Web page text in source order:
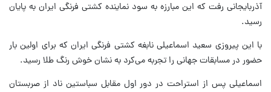
آذربایجانی رفت که این مبارزه به سود نماینده کشتی فرنگی ایران به پایان
رسید.
با این پیروزی سعید اسماعیلی نابغه کشتی فرنگی ایران که برای اولین بار
حضور در مسابقات جهانی را تجربه می‌کرد به نشان خوش رنگ طلا رسید.
اسماعیلی پس از استراحت در دور اول مقابل سباستین ناد از صربستان